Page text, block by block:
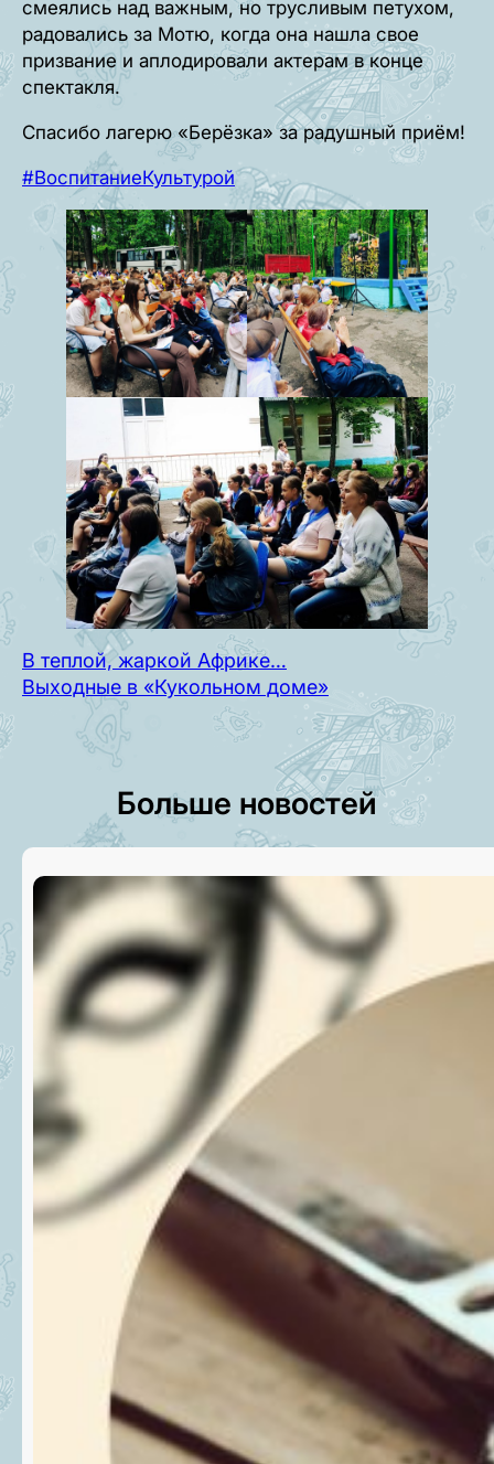
смеялись над важным, но трусливым петухом,
радовались за Мотю, когда она нашла свое
призвание и аплодировали актерам в конце
спектакля.
Спасибо лагерю «Берёзка» за радушный приём!
#ВоспитаниеКультурой
В теплой, жаркой Африке…
Выходные в «Кукольном доме»
Больше новостей